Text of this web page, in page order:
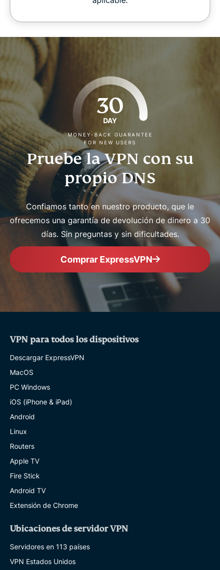
30
DAY
MONEY-BACK GUARANTEE
FOR NEW USERS
Pruebe la VPN con su
propio DNS
Confiamos tanto en nuestro producto, que le
ofrecemos una garantía de devolución de dinero a 30
días. Sin preguntas y sin dificultades.
Comprar ExpressVPN
VPN para todos los dispositivos
Descargar ExpressVPN
MacOS
PC Windows
iOS (iPhone & iPad)
Android
Linux
Routers
Apple TV
Fire Stick
Android TV
Extensión de Chrome
Ubicaciones de servidor VPN
Servidores en 113 países
VPN Estados Unidos